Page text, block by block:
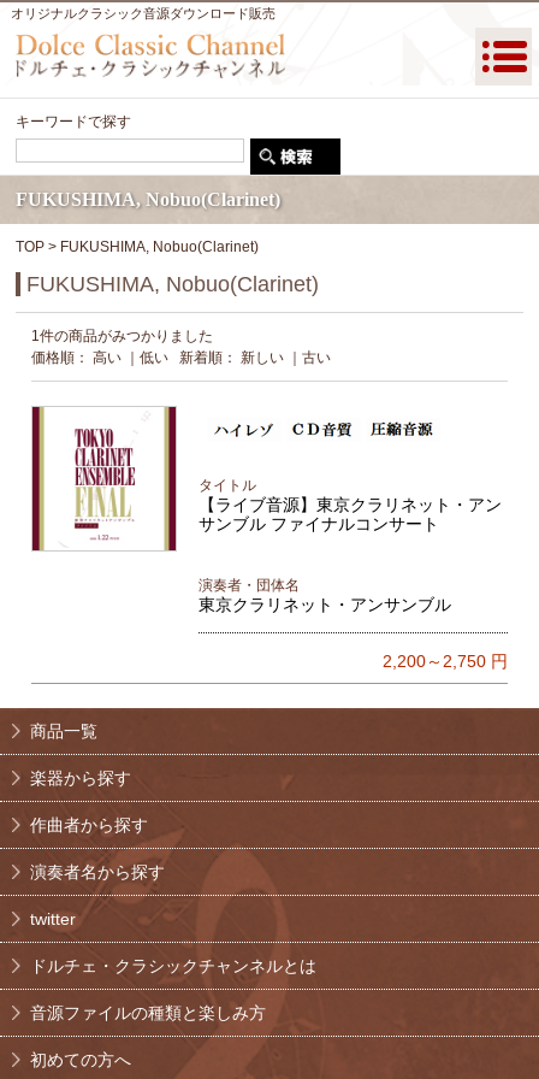
オリジナルクラシック音源ダウンロード販売
キーワードで探す
FUKUSHIMA, Nobuo(Clarinet)
TOP > FUKUSHIMA, Nobuo(Clarinet)
FUKUSHIMA, Nobuo(Clarinet)
1件の商品がみつかりました
価格順：高い ｜低い 新着順：新しい ｜古い
タイトル
【ライブ音源】東京クラリネット・アン
サンブル ファイナルコンサート
演奏者・団体名
東京クラリネット・アンサンブル
2,200～2,750円
商品一覧
楽器から探す
作曲者から探す
演奏者名から探す
twitter
ドルチェ・クラシックチャンネルとは
音源ファイルの種類と楽しみ方
初めての方へ